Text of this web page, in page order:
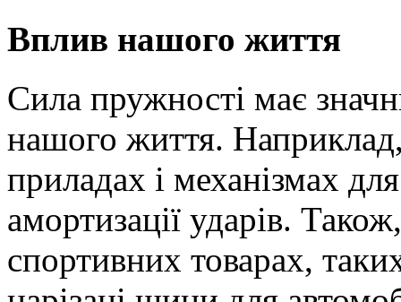
Вплив нашого життя
Сила пружності має
нашого життя.
приладах і механізмах
амортизації ударів.
спортивних товарах,